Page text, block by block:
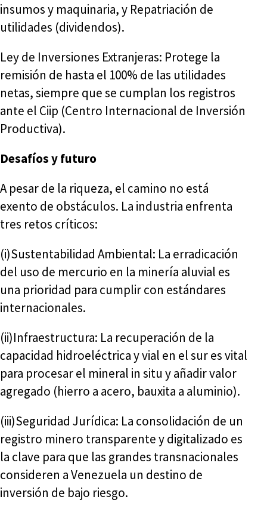
insumos y maquinaria, y Repatriación de
utilidades (dividendos).
Ley de Inversiones Extranjeras: Protege la
remisión de hasta el 100% de las utilidades
netas, siempre que se cumplan los registros
ante el Ciip (Centro Internacional de Inversión
Productiva).
Desafíos y futuro
A pesar de la riqueza, el camino no está
exento de obstáculos. La industria enfrenta
tres retos críticos:
(i)Sustentabilidad Ambiental: La erradicación
del uso de mercurio en la minería aluvial es
una prioridad para cumplir con estándares
internacionales.
(ii)Infraestructura: La recuperación de la
capacidad hidroeléctrica y vial en el sur es vital
para procesar el mineral in situ y añadir valor
agregado (hierro a acero, bauxita a aluminio).
(iii)Seguridad Jurídica: La consolidación de un
registro minero transparente y digitalizado es
la clave para que las grandes transnacionales
consideren a Venezuela un destino de
inversión de bajo riesgo.